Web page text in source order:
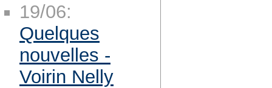
19/06:
Quelques
nouvelles -
Voirin Nelly